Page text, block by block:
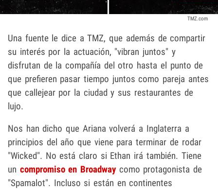
TMZ.com
Una fuente le dice a TMZ, que además de compartir
su interés por la actuación, "vibran juntos" y
disfrutan de la compañía del otro hasta el punto de
que prefieren pasar tiempo juntos como pareja antes
que callejear por la ciudad y sus restaurantes de
lujo.
Nos han dicho que Ariana volverá a Inglaterra a
principios del año que viene para terminar de rodar
"Wicked". No está claro si Ethan irá también. Tiene
un compromiso en Broadwaycomo protagonista de
"Spamalot". Incluso si están en continentes